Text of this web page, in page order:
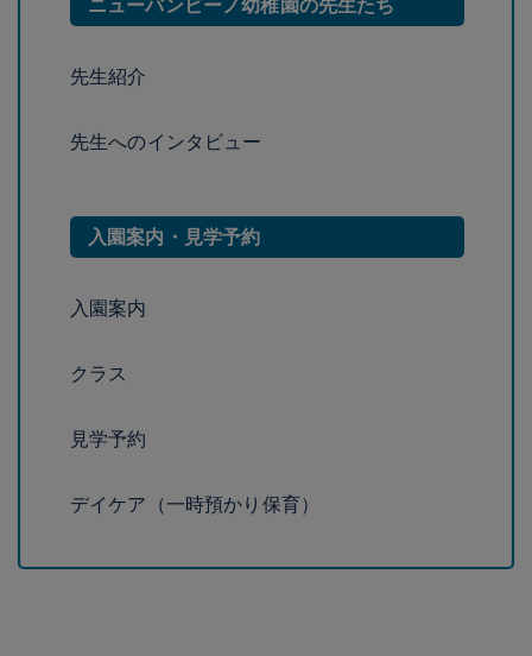
ニューバンビーノ幼稚園の先生たち
先生紹介
先生へのインタビュー
入園案内・見学予約
入園案内
クラス
見学予約
デイケア（一時預かり保育）